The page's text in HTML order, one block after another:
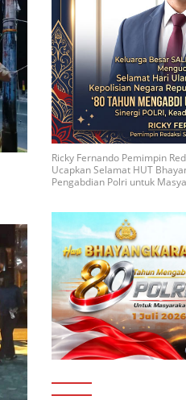
Ricky Fernando Pemimpin
Ucapkan Selamat HUT
Pengabdian Polri untuk